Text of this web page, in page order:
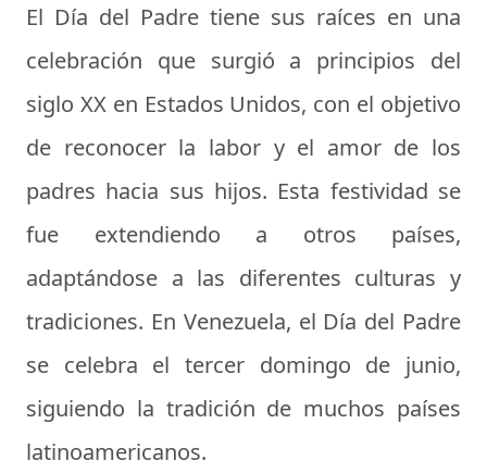
El Día del Padre tiene sus raíces en una
celebración que surgió a principios del
siglo XX en Estados Unidos, con el objetivo
de reconocer la labor y el amor de los
padres hacia sus hijos. Esta festividad se
fue extendiendo a otros países,
adaptándose a las diferentes culturas y
tradiciones. En Venezuela, el Día del Padre
se celebra el tercer domingo de junio,
siguiendo la tradición de muchos países
latinoamericanos.